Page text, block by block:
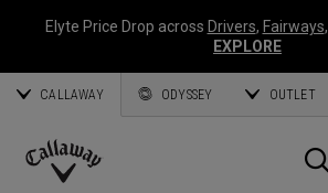
Elyte Price Drop across Drivers, Fairways,
EXPLORE
CALLAWAY ODYSSEY OUTLET